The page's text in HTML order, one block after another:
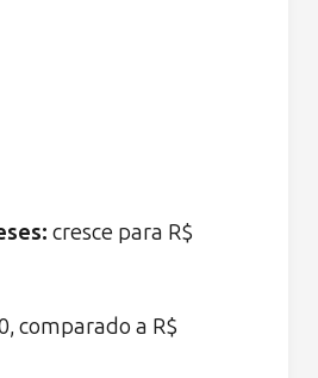
cresce para R$
comparado a R$